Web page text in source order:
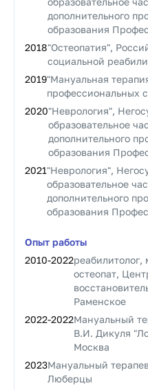
дополнительного
образования
2018"Остеопатия",
социальной
2019"Мануальная
профессиональных
2020"Неврология",
образовательное
дополнительного
образования
2021"Неврология",
образовательное
дополнительного
образования
Опыт работы
2010-2022реабилитолог,
остеопат,
Раменское
2022-2022Мануальный
В.И. Дикуля
Москва
2023Мануальный
Люберцы